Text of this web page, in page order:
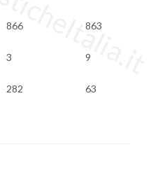
866 863
3 9
282 63